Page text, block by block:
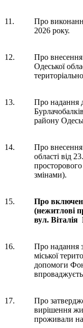
11.
Про
2026 року.
12.
Про внесення
Одеської
13.
Про надання
району
14.
Про внесення
області від
просторового
змінами).
15.
Про
(нежитлові
вул.
16.
Про надання
міської
допомоги
17.
Про
вирішення
проживали на